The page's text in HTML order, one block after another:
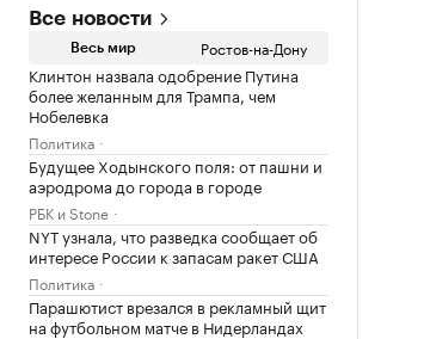
Все новости
Весь мир Ростов-на-Дону
Клинтон назвала одобрение Путина
более желанным для Трампа, чем
Нобелевка
Политика
Будущее Ходынского поля: от пашни и
аэродрома до города в городе
РБК и Stone
NYT узнала, что разведка сообщает об
интересе России к запасам ракет США
Политика
Парашютист врезался в рекламный щит
на футбольном матче в Нидерландах